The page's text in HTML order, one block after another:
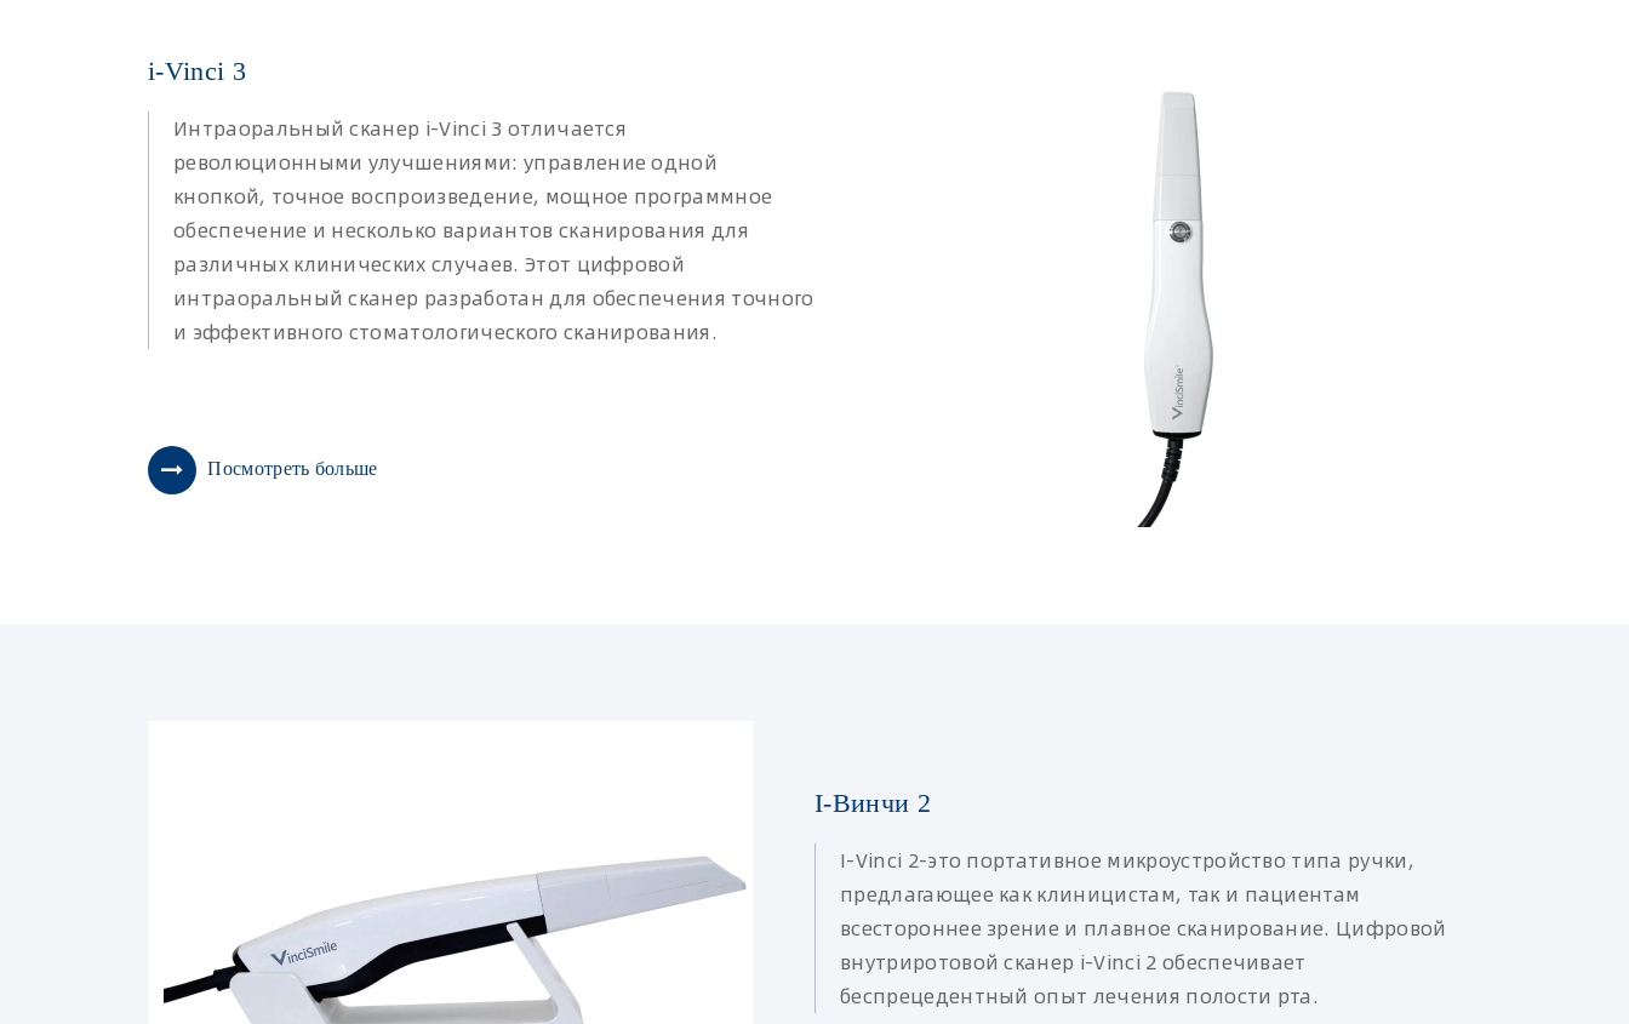
i-Vinci 3
Интраоральный сканер i-Vinci 3 отличается
революционными улучшениями: управление одной
кнопкой, точное воспроизведение, мощное программное
обеспечение и несколько вариантов сканирования для
различных клинических случаев. Этот цифровой
интраоральный сканер разработан для обеспечения точного
и эффективного стоматологического сканирования.
Посмотреть больше
I-Винчи 2
I-Vinci 2-это портативное микроустройство типа ручки,
предлагающее как клиницистам, так и пациентам
всестороннее зрение и плавное сканирование. Цифровой
внутриротовой сканер i-Vinci 2 обеспечивает
беспрецедентный опыт лечения полости рта.